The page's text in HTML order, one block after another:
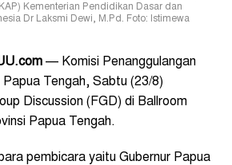
Kementerian Pendidikan Dasar dan
Dr Laksmi Dewi, M.Pd. Foto: Istimewa
— Komisi Penanggulangan
Tengah, Sabtu (23/8)
Discussion (FGD) di Ballroom
Papua Tengah.
pembicara yaitu Gubernur Papua